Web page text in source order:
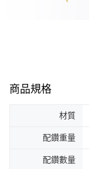
商品規格
材質
配鑽重量
配鑽數量